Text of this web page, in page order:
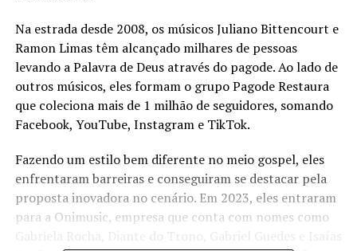
Na estrada desde 2008, os músicos Juliano Bittencourt e
Ramon Limas têm alcançado milhares de pessoas
levando a Palavra de Deus através do pagode. Ao lado de
outros músicos, eles formam o grupo Pagode Restaura
que coleciona mais de 1 milhão de seguidores, somando
Facebook, YouTube, Instagram e TikTok.
Fazendo um estilo bem diferente no meio gospel, eles
enfrentaram barreiras e conseguiram se destacar pela
proposta inovadora no cenário. Em 2023, eles entraram
para a Onimusic, empresa que conta com nomes como